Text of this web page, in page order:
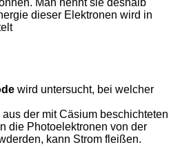
Man nennt sie deshalb
dieser Elektronen wird in
wird untersucht, bei welcher
der mit Cäsium beschichteten
die Photoelektronen von der
kann Strom fleißen.